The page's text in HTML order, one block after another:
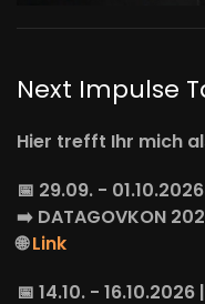
Next Impulse
Hier trefft Ihr mich
📅 29.09. -
➡️ DATAGOVKON
🌐Link
📅 14.10. - 16.10.2026